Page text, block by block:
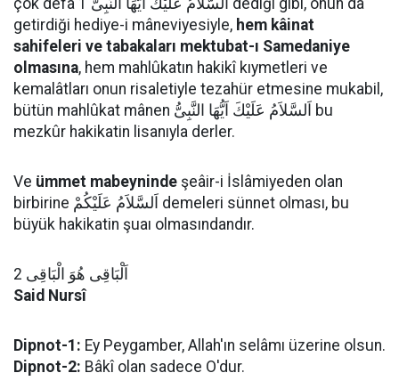
çok defa اَلسَّلاَمُ عَلَيْكَ اَيُّهَا النَّبِىُّ 1 dediği gibi, onun da
getirdiği hediye-i mâneviyesiyle, hem kâinat
sahifeleri ve tabakaları mektubat-ı Samedaniye
olmasına, hem mahlûkatın hakikî kıymetleri ve
kemalâtları onun risaletiyle tezahür etmesine mukabil,
bütün mahlûkat mânen اَلسَّلاَمُ عَلَيْكَ اَيُّهَا النَّبِىُّ bu
mezkûr hakikatin lisanıyla derler.
Ve ümmet mabeyninde şeâir-i İslâmiyeden olan
birbirine اَلسَّلاَمُ عَلَيْكُمْ demeleri sünnet olması, bu
büyük hakikatin şuaı olmasındandır.
اَلْبَاقِى هُوَ الْبَاقِى 2
Said Nursî
Dipnot-1: Ey Peygamber, Allah'ın selâmı üzerine olsun.
Dipnot-2: Bâkî olan sadece O'dur.